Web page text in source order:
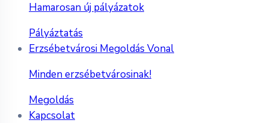
Hamarosan új pályázatok
Pályáztatás
Erzsébetvárosi Megoldás Vonal
Minden erzsébetvárosinak!
Megoldás
Kapcsolat